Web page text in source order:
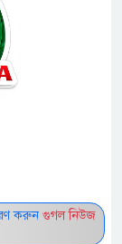
করুন গুগল নিউজ